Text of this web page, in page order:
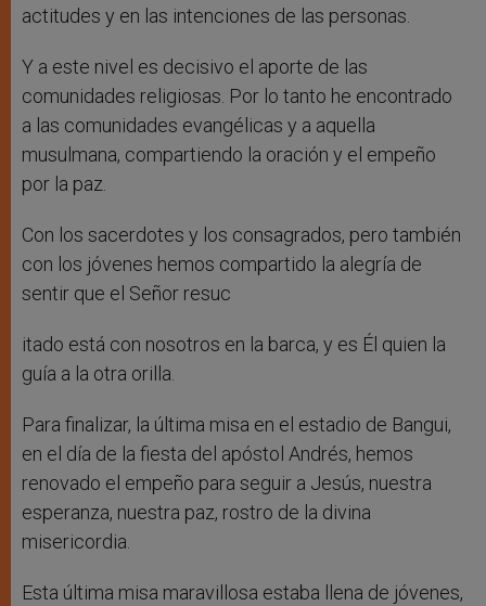
actitudes y en las intenciones de las personas.
Y a este nivel es decisivo el aporte de las
comunidades religiosas. Por lo tanto he encontrado
a las comunidades evangélicas y a aquella
musulmana, compartiendo la oración y el empeño
por la paz.
Con los sacerdotes y los consagrados, pero también
con los jóvenes hemos compartido la alegría de
sentir que el Señor resuc
itado está con nosotros en la barca, y es Él quien la
guía a la otra orilla.
Para finalizar, la última misa en el estadio de Bangui,
en el día de la fiesta del apóstol Andrés, hemos
renovado el empeño para seguir a Jesús, nuestra
esperanza, nuestra paz, rostro de la divina
misericordia.
Esta última misa maravillosa estaba llena de jóvenes,